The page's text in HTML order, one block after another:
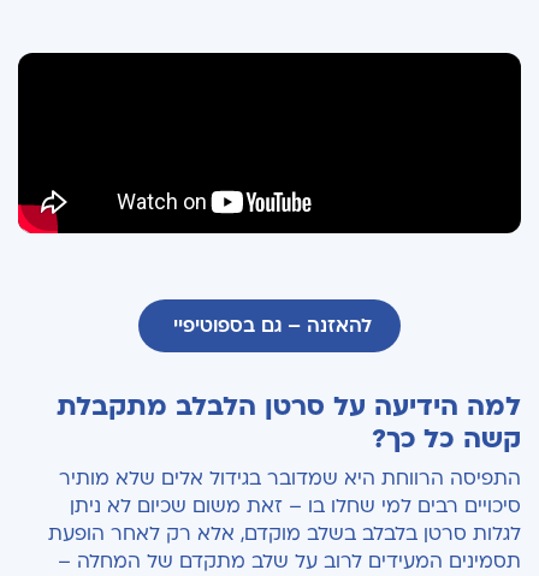
להאזנה – גם בספוטיפיי
למה הידיעה על סרטן הלבלב מתקבלת
קשה כל כך?
התפיסה הרווחת היא שמדובר בגידול אלים שלא מותיר
סיכויים רבים למי שחלו בו – זאת משום שכיום לא ניתן
לגלות סרטן בלבלב בשלב מוקדם, אלא רק לאחר הופעת
תסמינים המעידים לרוב על שלב מתקדם של המחלה –